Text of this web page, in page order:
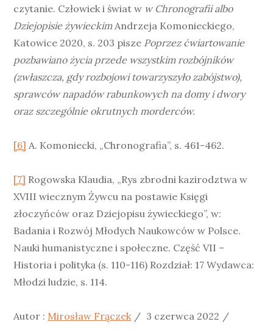
czytanie. Człowiek i świat w w Chronografii albo
Dziejopisie żywieckimAndrzeja Komonieckiego,
Katowice 2020, s. 203 pisze Poprzez ćwiartowanie
pozbawiano życia przede wszystkim rozbójników
(zwłaszcza, gdy rozbojowi towarzyszyło zabójstwo),
sprawców napadów rabunkowych na domy i dwory
oraz szczególnie okrutnych morderców.
[6] A. Komoniecki, „Chronografia”, s. 461-462.
[7] Rogowska Klaudia, „Rys zbrodni kazirodztwa w
XVIII wiecznym Żywcu na postawie Księgi
złoczyńców oraz Dziejopisu żywieckiego”, w:
Badania i Rozwój Młodych Naukowców w Polsce.
Nauki humanistyczne i społeczne. Część VII –
Historia i polityka (s. 110-116) Rozdział: 17 Wydawca:
Młodzi ludzie, s. 114.
Autor : Mirosław Frączek
Posted
3 czerwca 2022